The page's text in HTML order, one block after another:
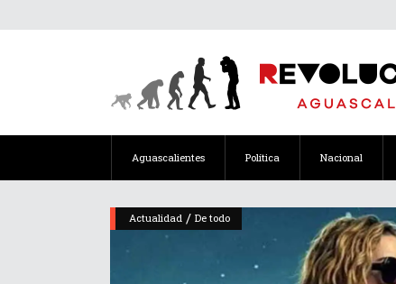
Aguascalientes Política Nacional
Actualidad / De todo